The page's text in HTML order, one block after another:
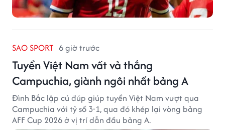
SAO SPORT 6 giờ trước
Tuyển Việt Nam vất vả thắng
Campuchia, giành ngôi nhất bảng A
Đình Bắc lập cú đúp giúp tuyển Việt Nam vượt qua
Campuchia với tỷ số 3-1, qua đó khép lại vòng bảng
AFF Cup 2026 ở vị trí dẫn đầu bảng A.